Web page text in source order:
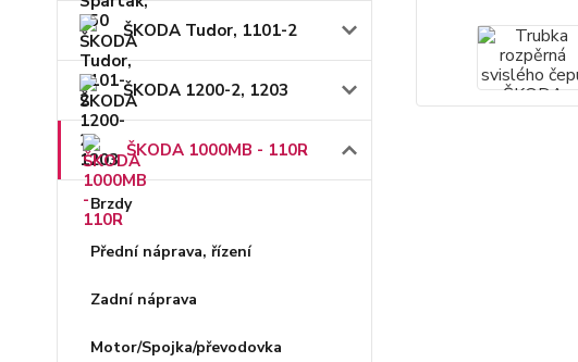
ŠKODA Tudor, 1101-2
ŠKODA 1200-2, 1203
ŠKODA 1000MB - 110R
Brzdy
Přední náprava, řízení
Zadní náprava
Motor/Spojka/převodovka